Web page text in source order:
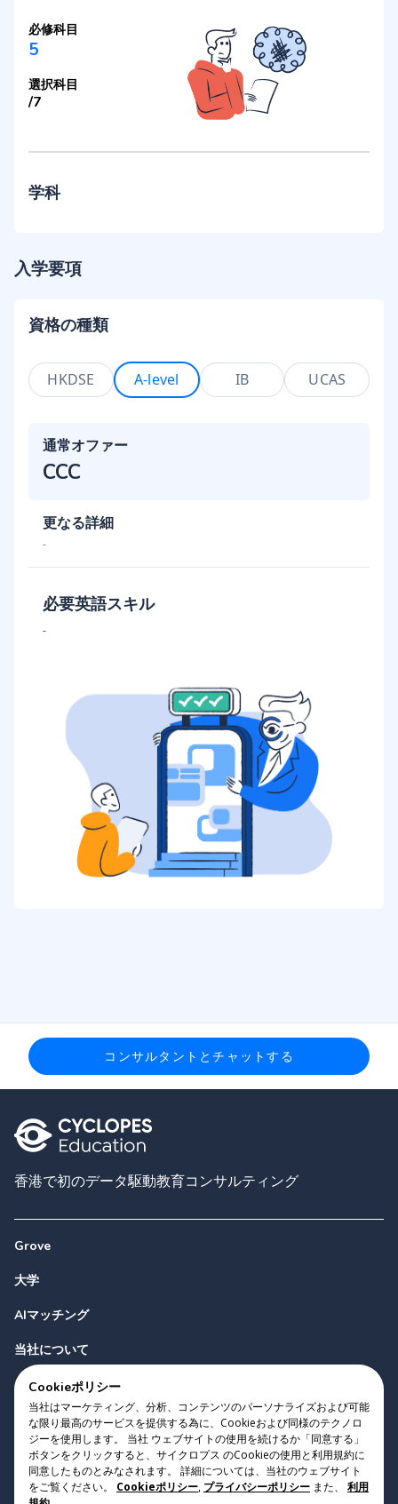
必修科目
5
選択科目
/7
学科
入学要項
資格の種類
HKDSE A-level IB UCAS
通常オファー
CCC
更なる詳細
-
必要英語スキル
-
コンサルタントとチャットする
香港で初のデータ駆動教育コンサルティング
Grove
大学
AIマッチング
当社について
お問い合わせ
Copyright 2023 Cyclopes® • v0.31.0
Cookieポリシー
当社はマーケティング、分析、コンテンツのパーソナライズおよび可能
な限り最高のサービスを提供する為に、Cookieおよび同様のテクノロ
ジーを使用します。 当社 ウェブサイトの使用を続けるか「同意する」
ボタンをクリックすると、サイクロプス のCookieの使用と利用規約に
同意したものとみなされます。 詳細については、当社のウェブサイト
をご覧ください。
Cookieポリシー, プライバシーポリシー また、
利用